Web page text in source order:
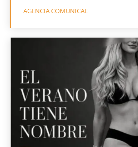
AGENCIA COMUNICAE